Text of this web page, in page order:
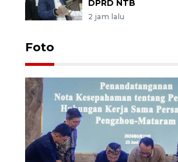
DPRD NTB
2 jam lalu
Foto